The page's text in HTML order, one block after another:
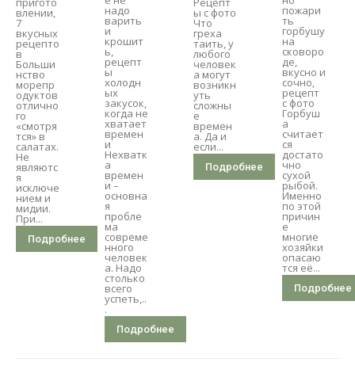
влении,
7
вкусных
рецепто
в
Больши
нство
морепр
одуктов
отлично
го
«смотря
тся» в
салатах.
Не
являютс
я
исключе
нием и
мидии.
При...
Подробнее
надо
варить
и
крошит
ь,
рецепт
ы
холодн
ых
закусок,
когда не
хватает
времен
и
Нехватк
а
времен
и –
основна
я
пробле
ма
совреме
нного
человек
а. Надо
столько
всего
успеть,..
.
Подробнее
ы с фото
Что
греха
таить, у
любого
человек
а могут
возникн
уть
сложны
е
времен
а. Да и
если...
Подробнее
пожари
ть
горбушу
на
сковоро
де,
вкусно и
сочно,
рецепт
с фото
Горбуш
а
считает
ся
достато
чно
сухой
рыбой.
Именно
по этой
причин
е
многие
хозяйки
опасаю
тся её...
Подробнее